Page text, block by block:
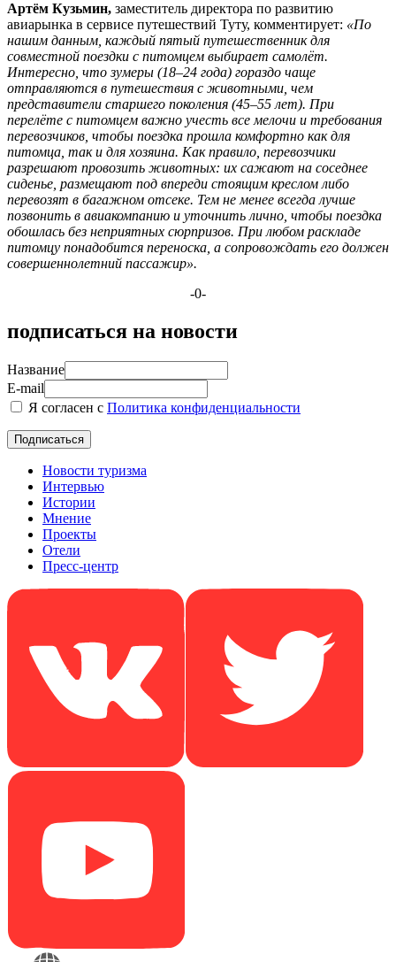
Артём Кузьмин, заместитель директора по развитию
авиарынка в сервисе путешествий Туту, комментирует: «По
нашим данным, каждый пятый путешественник для
совместной поездки с питомцем выбирает самолёт.
Интересно, что зумеры (18–24 года) гораздо чаще
отправляются в путешествия с животными, чем
представители старшего поколения (45–55 лет). При
перелёте с питомцем важно учесть все мелочи и требования
перевозчиков, чтобы поездка прошла комфортно как для
питомца, так и для хозяина. Как правило, перевозчики
разрешают провозить животных: их сажают на соседнее
сиденье, размещают под впереди стоящим креслом либо
перевозят в багажном отсеке. Тем не менее всегда лучше
позвонить в авиакомпанию и уточнить лично, чтобы поездка
обошлась без неприятных сюрпризов. При любом раскладе
питомцу понадобится переноска, а сопровождать его должен
совершеннолетний пассажир».
-0-
подписаться на новости
Название
E-mail
Я согласен с Политика конфиденциальности
Новости туризма
Интервью
Истории
Мнение
Проекты
Отели
Пресс-центр